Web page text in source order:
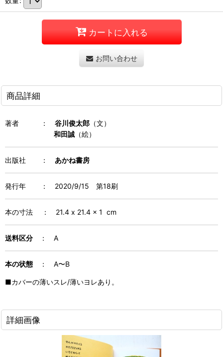
カートに入れる
お問い合わせ
商品詳細
著者 ： 谷川俊太郎 （文）
和田誠 （絵）
出版社 ： あかね書房
発行年 ： 2020/9/15 第18刷
本の寸法 ： 21.4 x 21.4 x 1 cm
送料区分 ： A
本の状態 ： A〜B
■カバーの薄いスレ/薄いヨレあり。
詳細画像